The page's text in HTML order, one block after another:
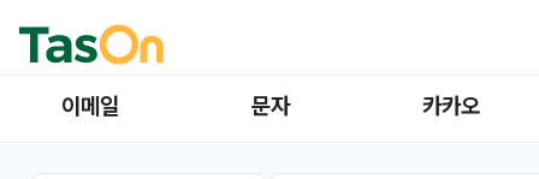
이메일 문자 카카오